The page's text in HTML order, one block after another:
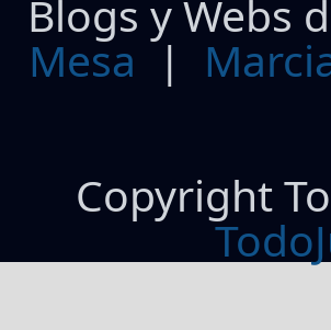
Blogs y Webs
Mesa |
Copyright